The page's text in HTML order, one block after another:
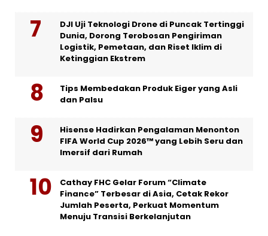
DJI Uji Teknologi Drone di Puncak Tertinggi
Dunia, Dorong Terobosan Pengiriman
Logistik, Pemetaan, dan Riset Iklim di
Ketinggian Ekstrem
Tips Membedakan Produk Eiger yang Asli
dan Palsu
Hisense Hadirkan Pengalaman Menonton
FIFA World Cup 2026™ yang Lebih Seru dan
Imersif dari Rumah
Cathay FHC Gelar Forum “Climate
Finance” Terbesar di Asia, Cetak Rekor
Jumlah Peserta, Perkuat Momentum
Menuju Transisi Berkelanjutan